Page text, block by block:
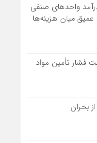
واحدهای صنفی
میان هزینه‌ها
فشار تأمین مواد
بحران